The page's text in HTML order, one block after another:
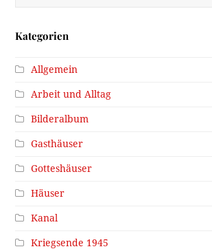
Kategorien
Allgemein
Arbeit und Alltag
Bilderalbum
Gasthäuser
Gotteshäuser
Häuser
Kanal
Kriegsende 1945